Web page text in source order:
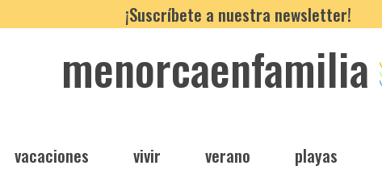
¡Suscríbete a nuestra newsletter!
menorcaenfamilia
vacaciones vivir verano playas